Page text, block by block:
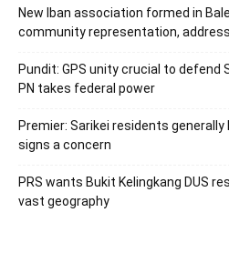
New Iban association formed in
community representation,
Pundit: GPS unity crucial to defend
PN takes federal power
Premier: Sarikei residents
signs a concern
PRS wants Bukit Kelingkang DUS
vast geography